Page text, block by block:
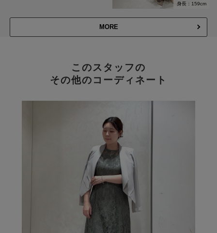
身長：159cm
MORE
このスタッフの
その他のコーディネート